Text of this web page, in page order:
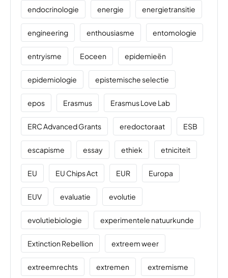
endocrinologie energie energietransitie
engineering enthousiasme entomologie
entryisme Eoceen epidemieën
epidemiologie epistemische selectie
epos Erasmus Erasmus Love Lab
ERC Advanced Grants eredoctoraat ESB
escapisme essay ethiek etniciteit
EU EU Chips Act EUR Europa
EUV evaluatie evolutie
evolutiebiologie experimentele natuurkunde
Extinction Rebellion extreem weer
extreemrechts extremen extremisme